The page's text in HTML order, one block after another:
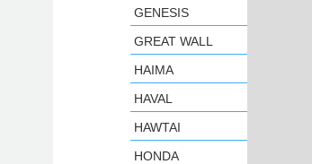
GENESIS
GREAT WALL
HAIMA
HAVAL
HAWTAI
HONDA